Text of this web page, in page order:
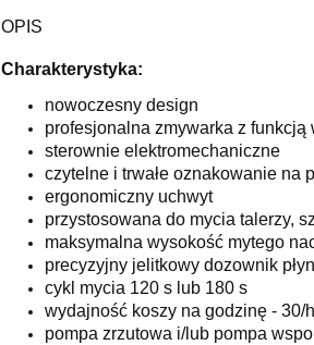
OPIS
Charakterystyka:
nowoczesny design
profesjonalna zmywarka z funkcją
sterownie elektromechaniczne
czytelne i trwałe oznakowanie na
ergonomiczny uchwyt
przystosowana do mycia talerzy,
maksymalna wysokość mytego
precyzyjny jelitkowy dozownik
cykl mycia 120 s lub 180 s
wydajność koszy na godzinę - 30/
pompa zrzutowa i/lub pompa